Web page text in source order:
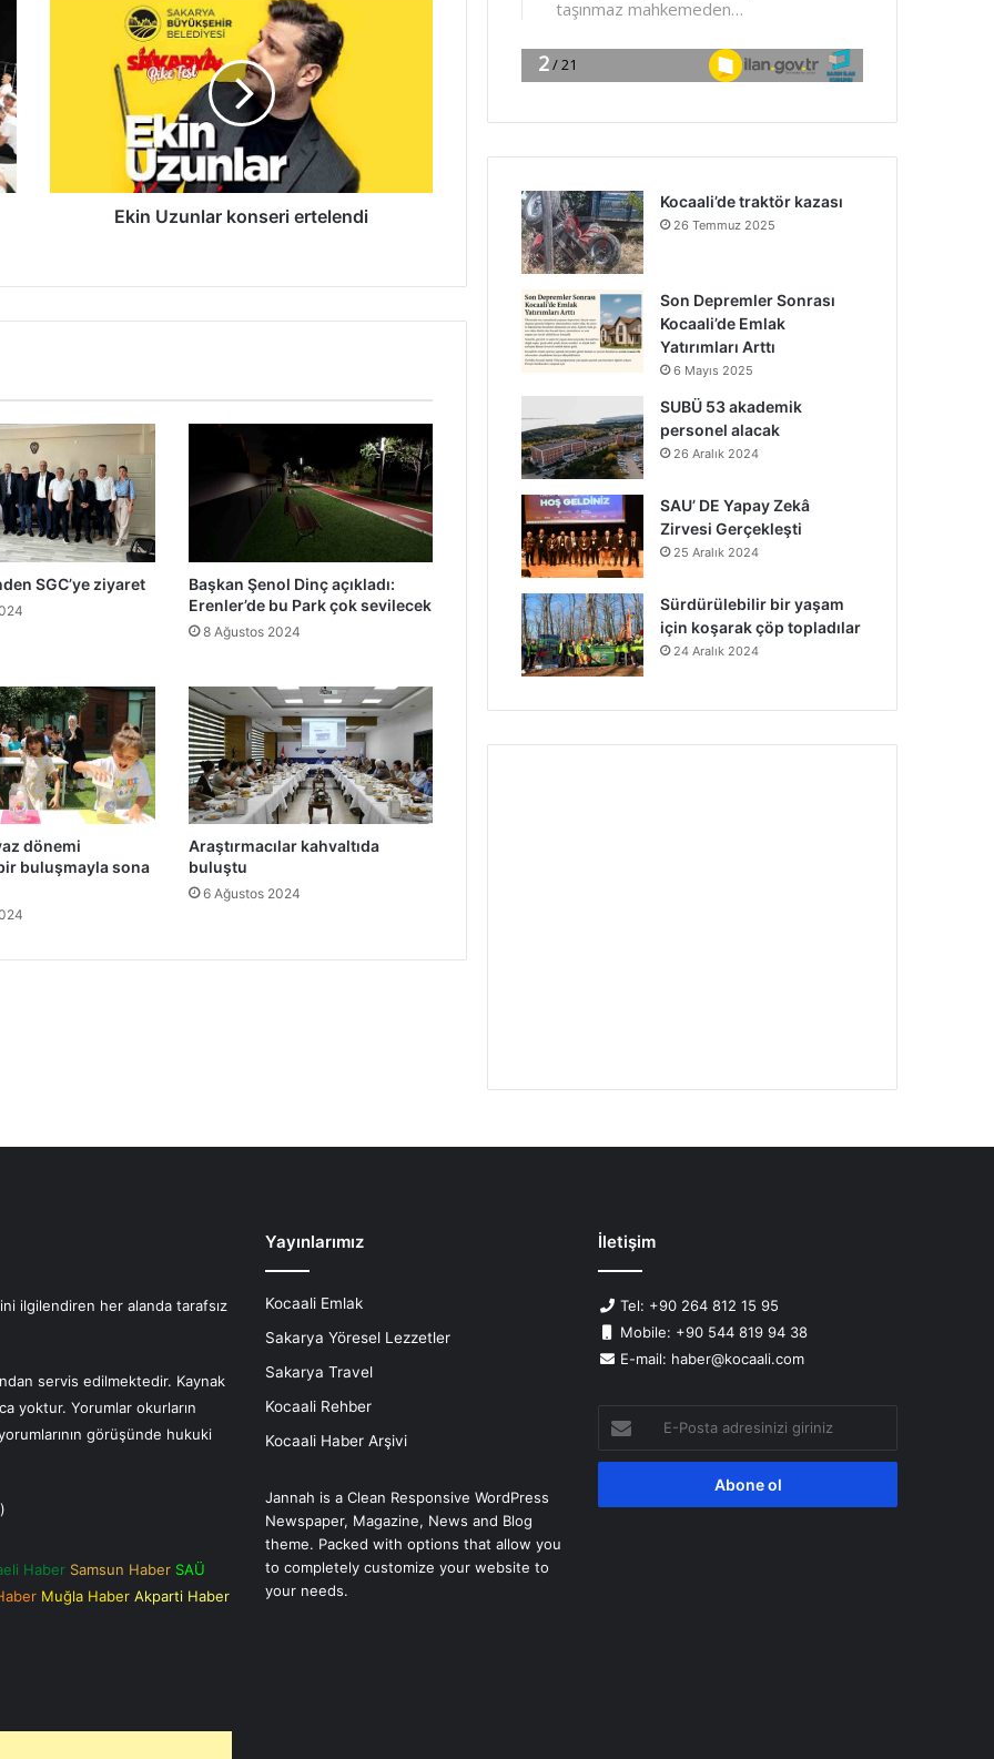
Ekin Uzunlar konseri ertelendi
SGC’ye ziyaret
Başkan Şenol Dinç açıkladı:
Erenler’de bu Park çok sevilecek
8 Ağustos 2024
dönemi
buluşmayla sona
Araştırmacılar kahvaltıda
buluştu
6 Ağustos 2024
Kocaali’de traktör kazası
26 Temmuz 2025
Son Depremler Sonrası
Kocaali’de Emlak
Yatırımları Arttı
6 Mayıs 2025
SUBÜ 53 akademik
personel alacak
26 Aralık 2024
SAU’ DE Yapay Zekâ
Zirvesi Gerçekleşti
25 Aralık 2024
Sürdürülebilir bir yaşam
için koşarak çöp topladılar
24 Aralık 2024
ilgilendiren her alanda tarafsız
servis edilmektedir. Kaynak
yoktur. Yorumlar okurların
görüşünde hukuki
Haber Samsun Haber SAÜ
Muğla Haber Akparti Haber
Yayınlarımız
Kocaali Emlak
Sakarya Yöresel Lezzetler
Sakarya Travel
Kocaali Rehber
Kocaali Haber Arşivi
Jannah is a Clean Responsive WordPress
Newspaper, Magazine, News and Blog
theme. Packed with options that allow you
to completely customize your website to
your needs.
İletişim
Tel: +90 264 812 15 95
Mobile: +90 544 819 94 38
E-mail: haber@kocaali.com
Posta
adresinizi